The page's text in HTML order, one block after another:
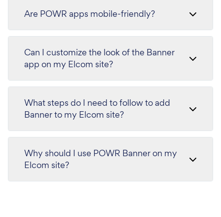
Are POWR apps mobile-friendly?
Can I customize the look of the Banner
app on my Elcom site?
What steps do I need to follow to add
Banner to my Elcom site?
Why should I use POWR Banner on my
Elcom site?